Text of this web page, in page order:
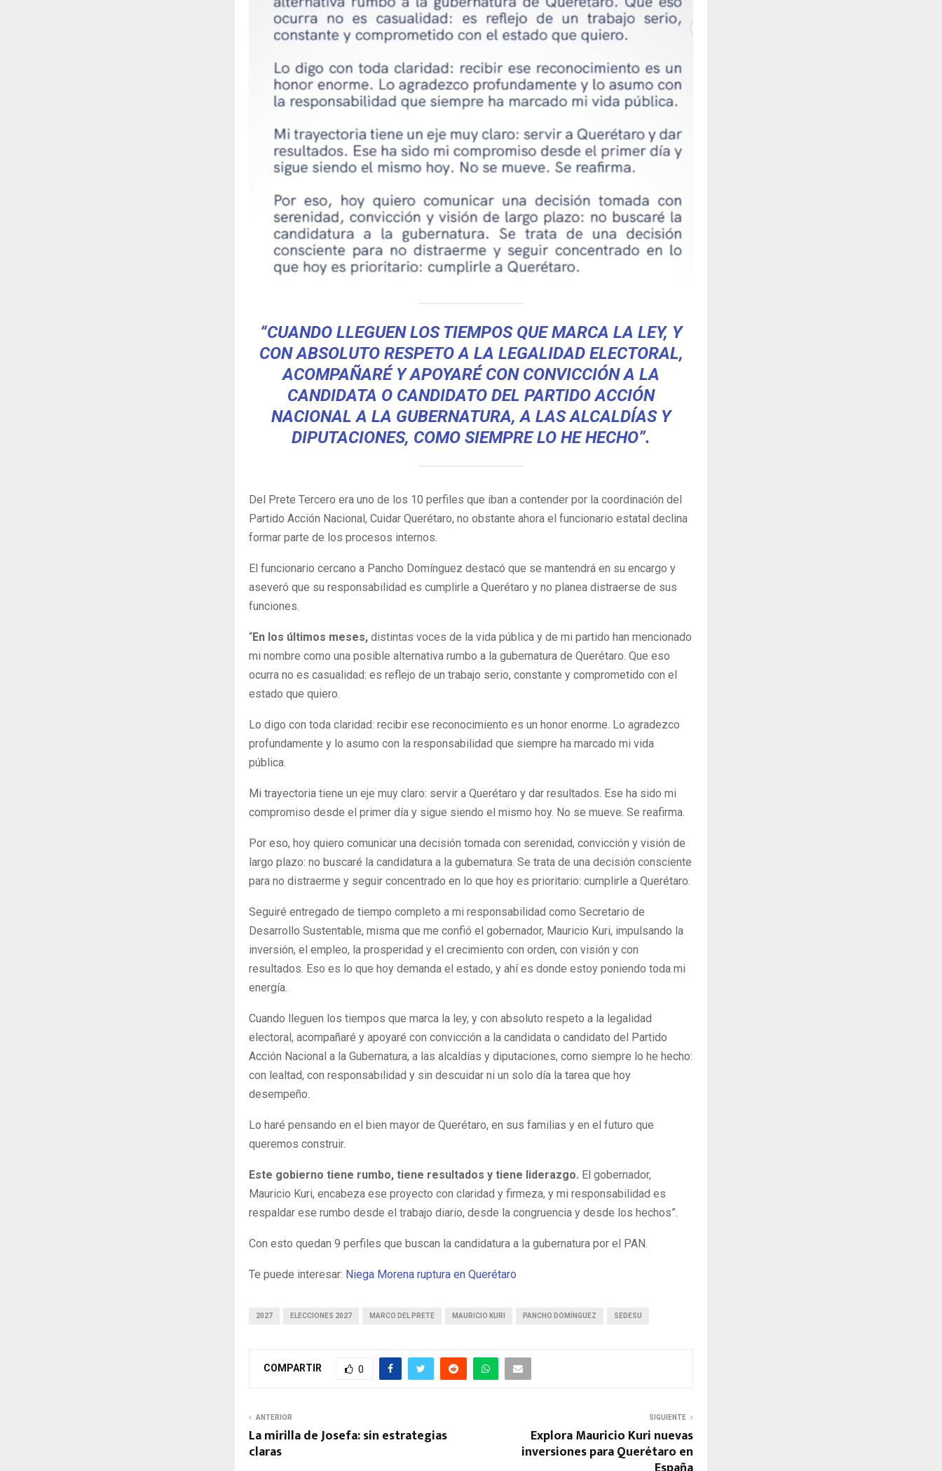
“CUANDO LLEGUEN LOS TIEMPOS QUE MARCA LA LEY, Y
CON ABSOLUTO RESPETO A LA LEGALIDAD ELECTORAL,
ACOMPAÑARÉ Y APOYARÉ CON CONVICCIÓN A LA
CANDIDATA O CANDIDATO DEL PARTIDO ACCIÓN
NACIONAL A LA GUBERNATURA, A LAS ALCALDÍAS Y
DIPUTACIONES, COMO SIEMPRE LO HE HECHO”.
Del Prete Tercero era uno de los 10 perfiles que iban a contender por la coordinación del
Partido Acción Nacional, Cuidar Querétaro, no obstante ahora el funcionario estatal declina
formar parte de los procesos internos.
El funcionario cercano a Pancho Domínguez destacó que se mantendrá en su encargo y
aseveró que su responsabilidad es cumplirle a Querétaro y no planea distraerse de sus
funciones.
“En los últimos meses, distintas voces de la vida pública y de mi partido han mencionado
mi nombre como una posible alternativa rumbo a la gubernatura de Querétaro. Que eso
ocurra no es casualidad: es reflejo de un trabajo serio, constante y comprometido con el
estado que quiero.
Lo digo con toda claridad: recibir ese reconocimiento es un honor enorme. Lo agradezco
profundamente y lo asumo con la responsabilidad que siempre ha marcado mi vida
pública.
Mi trayectoria tiene un eje muy claro: servir a Querétaro y dar resultados. Ese ha sido mi
compromiso desde el primer día y sigue siendo el mismo hoy. No se mueve. Se reafirma.
Por eso, hoy quiero comunicar una decisión tomada con serenidad, convicción y visión de
largo plazo: no buscaré la candidatura a la gubernatura. Se trata de una decisión consciente
para no distraerme y seguir concentrado en lo que hoy es prioritario: cumplirle a Querétaro.
Seguiré entregado de tiempo completo a mi responsabilidad como Secretario de
Desarrollo Sustentable, misma que me confió el gobernador, Mauricio Kuri, impulsando la
inversión, el empleo, la prosperidad y el crecimiento con orden, con visión y con
resultados. Eso es lo que hoy demanda el estado, y ahí es donde estoy poniendo toda mi
energía.
Cuando lleguen los tiempos que marca la ley, y con absoluto respeto a la legalidad
electoral, acompañaré y apoyaré con convicción a la candidata o candidato del Partido
Acción Nacional a la Gubernatura, a las alcaldías y diputaciones, como siempre lo he hecho:
con lealtad, con responsabilidad y sin descuidar ni un solo día la tarea que hoy
desempeño.
Lo haré pensando en el bien mayor de Querétaro, en sus familias y en el futuro que
queremos construir.
Este gobierno tiene rumbo, tiene resultados y tiene liderazgo. El gobernador,
Mauricio Kuri, encabeza ese proyecto con claridad y firmeza, y mi responsabilidad es
respaldar ese rumbo desde el trabajo diario, desde la congruencia y desde los hechos”.
Con esto quedan 9 perfiles que buscan la candidatura a la gubernatura por el PAN.
Te puede interesar: Niega Morena ruptura en Querétaro
2027 ELECCIONES 2027 MARCO DEL PRETE MAURICIO KURI PANCHO DOMÍNGUEZ SEDESU
COMPARTIR 0
ANTERIOR
La mirilla de Josefa: sin estrategias
claras
SIGUIENTE
Explora Mauricio Kuri nuevas
inversiones para Querétaro en